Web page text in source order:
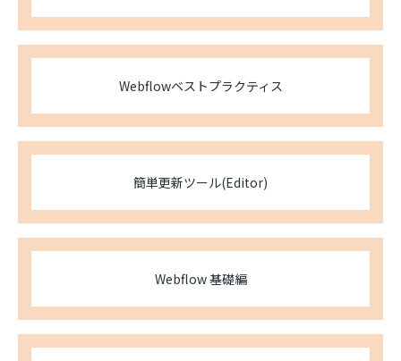
Webflowベストプラクティス
簡単更新ツール(Editor)
Webflow 基礎編